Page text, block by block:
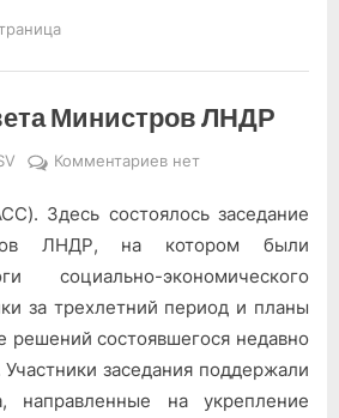
Министров ЛНДР
Комментариевк
Решения
Совета
нет
Здесь состоялось заседание
ЛНДР, на котором были
социально-экономического
за трехлетний период и планы
решений состоявшегося недавно
заседания поддержали
направленные на укрепление